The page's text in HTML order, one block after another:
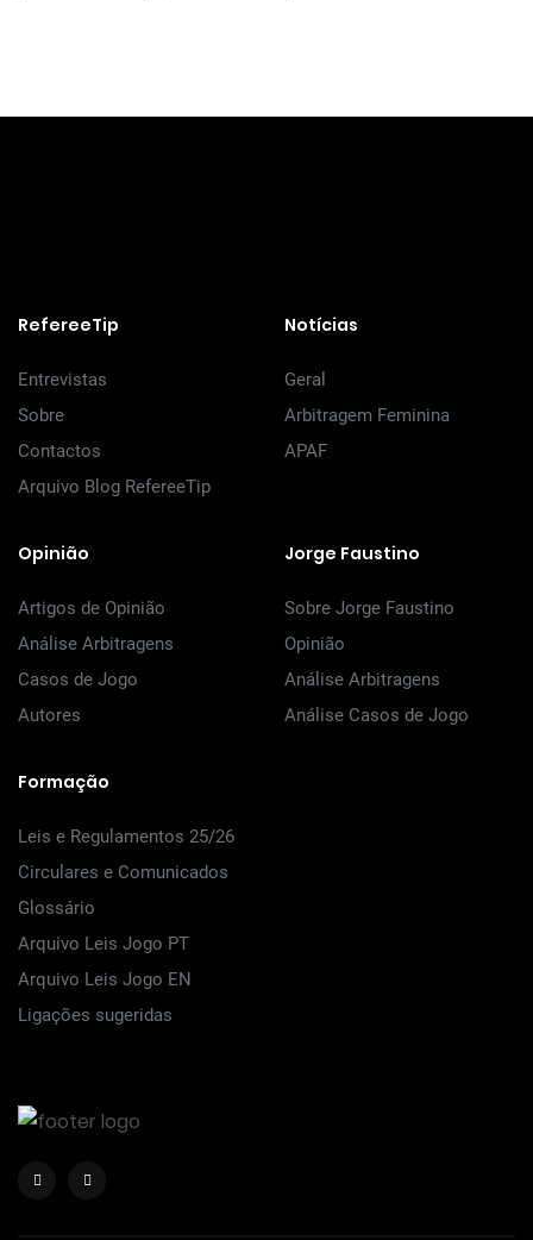
RefereeTip
Entrevistas
Sobre
Contactos
Arquivo Blog RefereeTip
Notícias
Geral
Arbitragem Feminina
APAF
Opinião
Artigos de Opinião
Análise Arbitragens
Casos de Jogo
Autores
Jorge Faustino
Sobre Jorge Faustino
Opinião
Análise Arbitragens
Análise Casos de Jogo
Formação
Leis e Regulamentos 25/26
Circulares e Comunicados
Glossário
Arquivo Leis Jogo PT
Arquivo Leis Jogo EN
Ligações sugeridas